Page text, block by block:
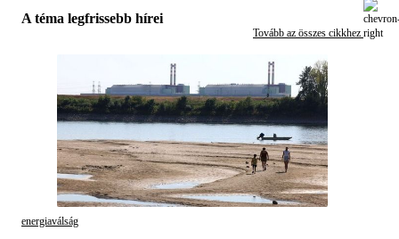
A téma legfrissebb hírei
Tovább az összes cikkhez
energiaválság